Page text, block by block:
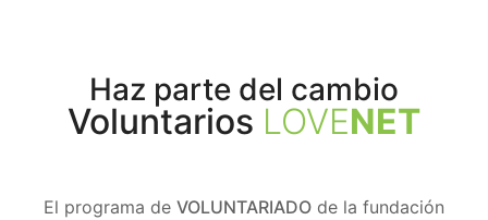
Haz parte del cambio
Voluntarios LOVENET
El programa de VOLUNTARIADO de la fundación